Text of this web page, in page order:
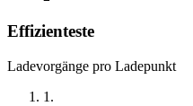
Effizienteste
Ladevorgänge pro Ladepunkt
1 .